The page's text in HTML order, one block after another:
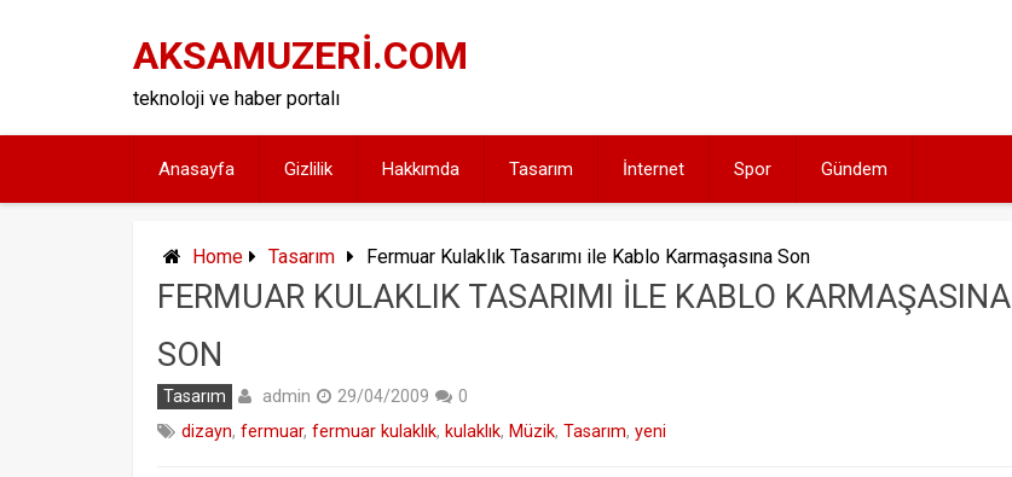
AKSAMUZERİ.COM
teknoloji ve haber portalı
Anasayfa Gizlilik Hakkımda Tasarım İnternet Spor Gündem
Home Tasarım Fermuar Kulaklık Tasarımı ile Kablo Karmaşasına Son
FERMUAR KULAKLIK TASARIMI ILE KABLO KARMAŞASINA
SON
Tasarım admin 29/04/2009
0
dizayn, fermuar, fermuar kulaklık, kulaklık, Müzik, Tasarım, yeni